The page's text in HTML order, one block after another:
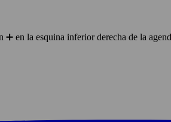
en la esquina inferior derecha de la